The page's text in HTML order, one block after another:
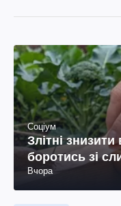
Соціум
Злітні
боротись зі
Вчора